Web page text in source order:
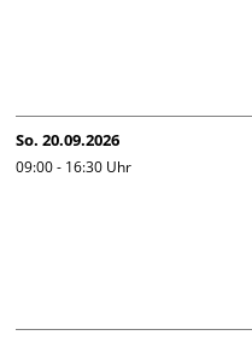
So. 20.09.2026
09:00 - 16:30 Uhr